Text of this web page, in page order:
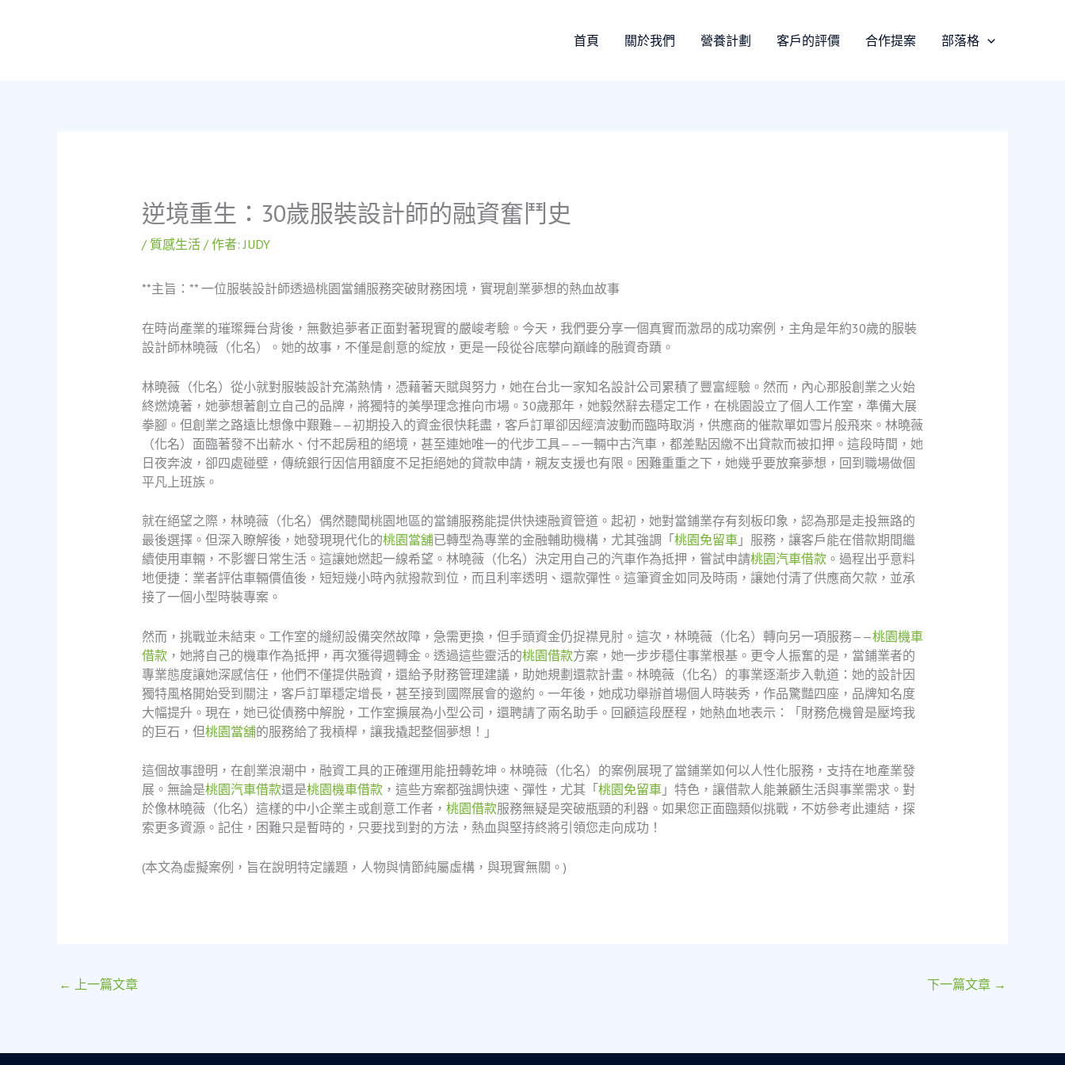
首頁 關於我們 營養計劃 客戶的評價 合作提案 部落格
逆境重生：30歲服裝設計師的融資奮鬥史
/ 質感生活/ 作者:JUDY
**主旨：** 一位服裝設計師透過桃園當鋪服務突破財務困境，實現創業夢想的熱血故事
在時尚產業的璀璨舞台背後，無數追夢者正面對著現實的嚴峻考驗。今天，我們要分享一個真實而激昂的成功案例，主角是年約30歲的服裝
設計師林曉薇（化名）。她的故事，不僅是創意的綻放，更是一段從谷底攀向巔峰的融資奇蹟。
林曉薇（化名）從小就對服裝設計充滿熱情，憑藉著天賦與努力，她在台北一家知名設計公司累積了豐富經驗。然而，內心那股創業之火始
終燃燒著，她夢想著創立自己的品牌，將獨特的美學理念推向市場。30歲那年，她毅然辭去穩定工作，在桃園設立了個人工作室，準備大展
拳腳。但創業之路遠比想像中艱難——初期投入的資金很快耗盡，客戶訂單卻因經濟波動而臨時取消，供應商的催款單如雪片般飛來。林曉薇
（化名）面臨著發不出薪水、付不起房租的絕境，甚至連她唯一的代步工具——一輛中古汽車，都差點因繳不出貸款而被扣押。這段時間，她
日夜奔波，卻四處碰壁，傳統銀行因信用額度不足拒絕她的貸款申請，親友支援也有限。困難重重之下，她幾乎要放棄夢想，回到職場做個
平凡上班族。
就在絕望之際，林曉薇（化名）偶然聽聞桃園地區的當鋪服務能提供快速融資管道。起初，她對當鋪業存有刻板印象，認為那是走投無路的
最後選擇。但深入瞭解後，她發現現代化的桃園當舖已轉型為專業的金融輔助機構，尤其強調「 桃園免留車」服務，讓客戶能在借款期間繼
續使用車輛，不影響日常生活。這讓她燃起一線希望。林曉薇（化名）決定用自己的汽車作為抵押，嘗試申請桃園汽車借款。過程出乎意料
地便捷：業者評估車輛價值後，短短幾小時內就撥款到位，而且利率透明、還款彈性。這筆資金如同及時雨，讓她付清了供應商欠款，並承
接了一個小型時裝專案。
然而，挑戰並未結束。工作室的縫紉設備突然故障，急需更換，但手頭資金仍捉襟見肘。這次，林曉薇（化名）轉向另一項服務——桃園機車
借款，她將自己的機車作為抵押，再次獲得週轉金。透過這些靈活的桃園借款方案，她一步步穩住事業根基。更令人振奮的是，當鋪業者的
專業態度讓她深感信任，他們不僅提供融資，還給予財務管理建議，助她規劃還款計畫。林曉薇（化名）的事業逐漸步入軌道：她的設計因
獨特風格開始受到關注，客戶訂單穩定增長，甚至接到國際展會的邀約。一年後，她成功舉辦首場個人時裝秀，作品驚豔四座，品牌知名度
大幅提升。現在，她已從債務中解脫，工作室擴展為小型公司，還聘請了兩名助手。回顧這段歷程，她熱血地表示：「財務危機曾是壓垮我
的巨石，但桃園當舖的服務給了我槓桿，讓我撬起整個夢想！」
這個故事證明，在創業浪潮中，融資工具的正確運用能扭轉乾坤。林曉薇（化名）的案例展現了當鋪業如何以人性化服務，支持在地產業發
展。無論是桃園汽車借款還是桃園機車借款，這些方案都強調快速、彈性，尤其「 桃園免留車」特色，讓借款人能兼顧生活與事業需求。對
於像林曉薇（化名）這樣的中小企業主或創意工作者， 桃園借款服務無疑是突破瓶頸的利器。如果您正面臨類似挑戰，不妨參考此連結，探
索更多資源。記住，困難只是暫時的，只要找到對的方法，熱血與堅持終將引領您走向成功！
(本文為虛擬案例，旨在說明特定議題，人物與情節純屬虛構，與現實無關。)
← 上一篇文章 下一篇文章 →